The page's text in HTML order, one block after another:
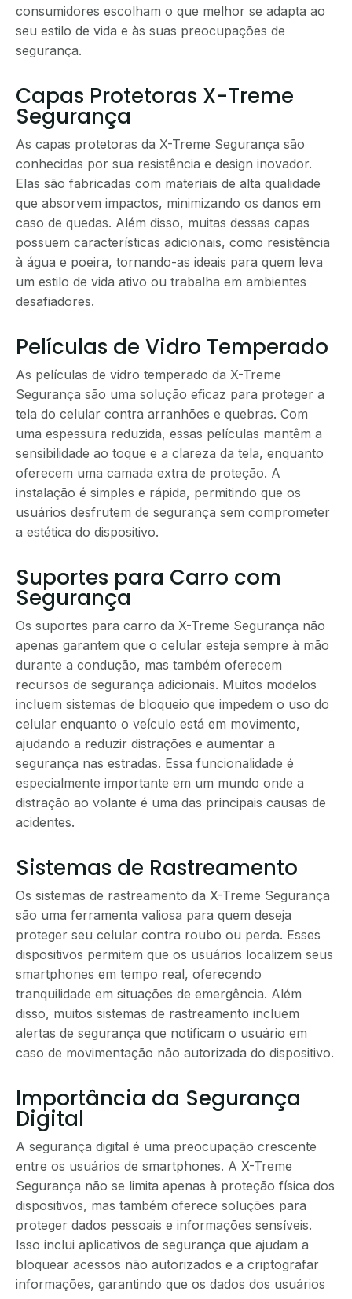
consumidores escolham o que melhor se adapta ao
seu estilo de vida e às suas preocupações de
segurança.
Capas Protetoras X-Treme
Segurança
As capas protetoras da X-Treme Segurança são
conhecidas por sua resistência e design inovador.
Elas são fabricadas com materiais de alta qualidade
que absorvem impactos, minimizando os danos em
caso de quedas. Além disso, muitas dessas capas
possuem características adicionais, como resistência
à água e poeira, tornando-as ideais para quem leva
um estilo de vida ativo ou trabalha em ambientes
desafiadores.
Películas de Vidro Temperado
As películas de vidro temperado da X-Treme
Segurança são uma solução eficaz para proteger a
tela do celular contra arranhões e quebras. Com
uma espessura reduzida, essas películas mantêm a
sensibilidade ao toque e a clareza da tela, enquanto
oferecem uma camada extra de proteção. A
instalação é simples e rápida, permitindo que os
usuários desfrutem de segurança sem comprometer
a estética do dispositivo.
Suportes para Carro com
Segurança
Os suportes para carro da X-Treme Segurança não
apenas garantem que o celular esteja sempre à mão
durante a condução, mas também oferecem
recursos de segurança adicionais. Muitos modelos
incluem sistemas de bloqueio que impedem o uso do
celular enquanto o veículo está em movimento,
ajudando a reduzir distrações e aumentar a
segurança nas estradas. Essa funcionalidade é
especialmente importante em um mundo onde a
distração ao volante é uma das principais causas de
acidentes.
Sistemas de Rastreamento
Os sistemas de rastreamento da X-Treme Segurança
são uma ferramenta valiosa para quem deseja
proteger seu celular contra roubo ou perda. Esses
dispositivos permitem que os usuários localizem seus
smartphones em tempo real, oferecendo
tranquilidade em situações de emergência. Além
disso, muitos sistemas de rastreamento incluem
alertas de segurança que notificam o usuário em
caso de movimentação não autorizada do dispositivo.
Importância da Segurança
Digital
A segurança digital é uma preocupação crescente
entre os usuários de smartphones. A X-Treme
Segurança não se limita apenas à proteção física dos
dispositivos, mas também oferece soluções para
proteger dados pessoais e informações sensíveis.
Isso inclui aplicativos de segurança que ajudam a
bloquear acessos não autorizados e a criptografar
informações, garantindo que os dados dos usuários